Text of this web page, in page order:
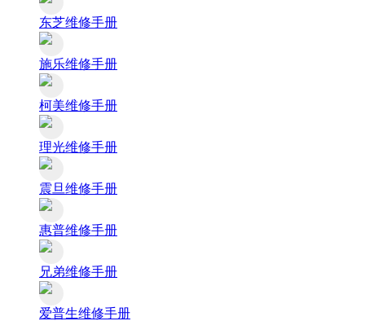
东芝维修手册
施乐维修手册
柯美维修手册
理光维修手册
震旦维修手册
惠普维修手册
兄弟维修手册
爱普生维修手册